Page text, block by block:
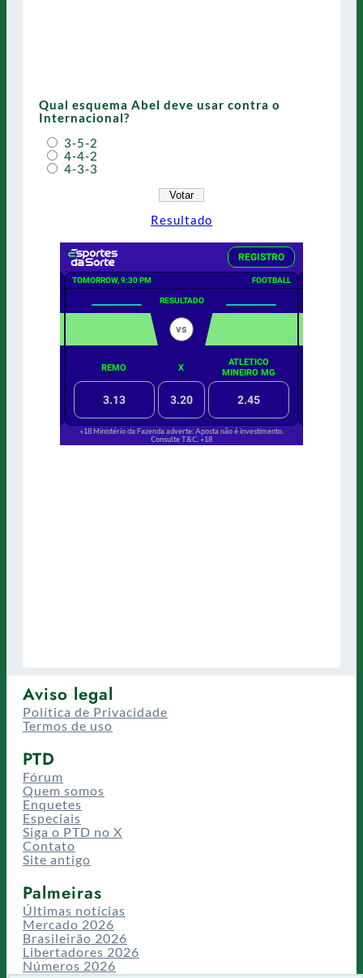
Qual esquema Abel deve usar contra o
Internacional?
3-5-2
4-4-2
4-3-3
Resultado
Aviso legal
Política de Privacidade
Termos de uso
PTD
Fórum
Quem somos
Enquetes
Especiais
Siga o PTD no X
Contato
Site antigo
Palmeiras
Últimas notícias
Mercado 2026
Brasileirão 2026
Libertadores 2026
Números 2026